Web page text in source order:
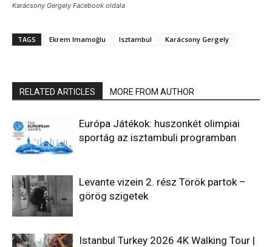
Karácsony Gergely Facebook oldala
TAGS Ekrem Imamoğlu Isztambul Karácsony Gergely
RELATED ARTICLES MORE FROM AUTHOR
Európa Játékok: huszonkét olimpiai
sportág az isztambuli programban
Levante vizein 2. rész Török partok –
görög szigetek
Istanbul Turkey 2026 4K Walking Tour |